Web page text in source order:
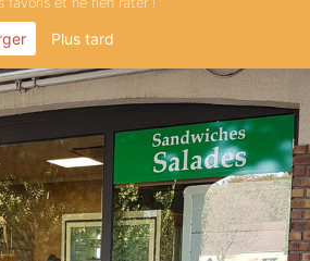
Plus tard